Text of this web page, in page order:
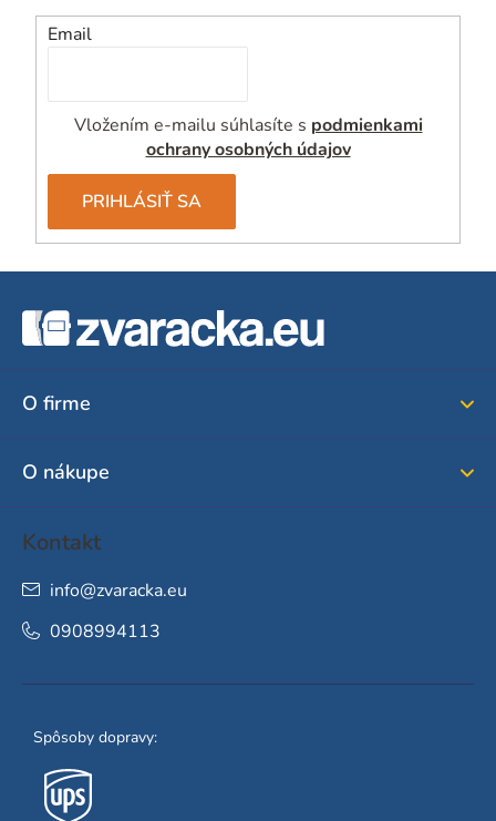
Email
Vložením e-mailu súhlasíte s podmienkami
ochrany osobných údajov
PRIHLÁSIŤ SA
O firme
O nákupe
Kontakt
info@zvaracka.eu
0908994113
Spôsoby dopravy: